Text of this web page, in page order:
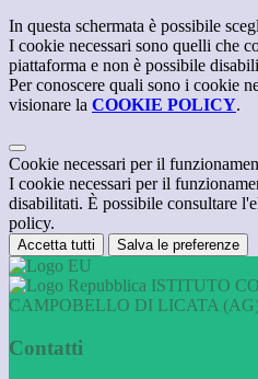
In questa schermata è possibile
I cookie necessari sono quelli che
piattaforma e non è possibile
Per conoscere quali sono i cookie
visionare la COOKIE POLICY.
Cookie necessari per il
I cookie necessari per il
disabilitati. È possibile consultare
policy.
Accetta tutti Salva le preferenze
ISTITUTO
CAMPOBELLO DI LICATA
Contatti